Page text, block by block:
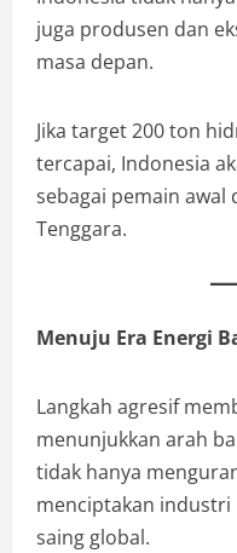
juga produsen dan
masa depan.
Jika target 200 ton
tercapai, Indonesia
sebagai pemain awal
Tenggara.
Menuju Era Energi
Langkah agresif
menunjukkan arah
tidak hanya
menciptakan industri
saing global.